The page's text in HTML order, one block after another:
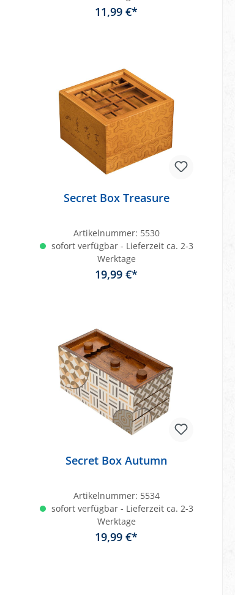
11,99 €*
Secret Box Treasure
Artikelnummer: 5530
sofort verfügbar - Lieferzeit ca. 2-3
Werktage
19,99 €*
Secret Box Autumn
Artikelnummer: 5534
sofort verfügbar - Lieferzeit ca. 2-3
Werktage
19,99 €*